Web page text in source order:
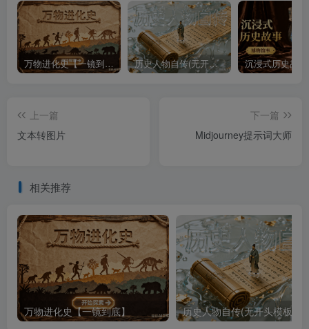
万物进化史【一镜到底】 历史人物自传(无开头模板)
上一篇
文本转图片
下一篇
Midjourney提示词大师
相关推荐
万物进化史【一镜到底】 历史人物自传(无开头模板)